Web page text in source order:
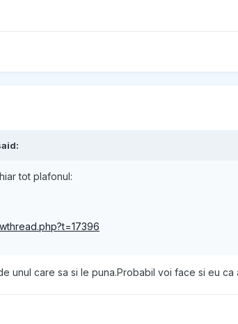
tot plafonul:
unul care sa si le puna.Probabil voi face si eu ca